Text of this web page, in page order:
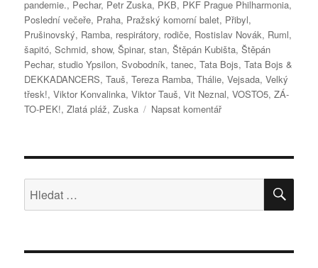
pandemie., Pechar, Petr Zuska, PKB, PKF Prague Philharmonia,
Poslední večeře, Praha, Pražský komorní balet, Přibyl,
Prušinovský, Ramba, respirátory, rodiče, Rostislav Novák, Ruml,
šapitó,Schmid,show,Špinar,stan,Štěpán Kubišta,Štěpán
Pechar,studio Ypsilon,Svobodník,tanec,Tata Bojs,Tata Bojs &
DEKKADANCERS,Tauš,Tereza Ramba,Thálie,Vejsada,Velký
třesk!,Viktor Konvalinka,Viktor Tauš,Vit Neznal,VOSTO5,ZÁ-
TO-PEK!,Zlatá pláž,Zuska Napsat komentářpro
LANGEROVÁ
řada
v
Hledat: